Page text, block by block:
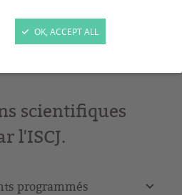
OK, ACCEPT ALL
scientifiques
l'ISCJ.
programmés